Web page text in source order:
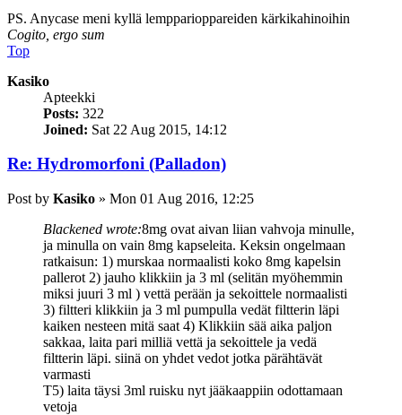
PS. Anycase meni kyllä lempparioppareiden kärkikahinoihin
Cogito, ergo sum
Top
Kasiko
Apteekki
Posts: 322
Joined: Sat 22 Aug 2015, 14:12
Re: Hydromorfoni (Palladon)
Post by Kasiko » Mon 01 Aug 2016, 12:25
Blackened wrote:8mg ovat aivan liian vahvoja minulle,
ja minulla on vain 8mg kapseleita. Keksin ongelmaan
ratkaisun: 1) murskaa normaalisti koko 8mg kapelsin
pallerot 2) jauho klikkiin ja 3 ml (selitän myöhemmin
miksi juuri 3 ml ) vettä perään ja sekoittele normaalisti
3) filtteri klikkiin ja 3 ml pumpulla vedät filtterin läpi
kaiken nesteen mitä saat 4) Klikkiin sää aika paljon
sakkaa, laita pari milliä vettä ja sekoittele ja vedä
filtterin läpi. siinä on yhdet vedot jotka pärähtävät
varmasti
T5) laita täysi 3ml ruisku nyt jääkaappiin odottamaan
vetoja